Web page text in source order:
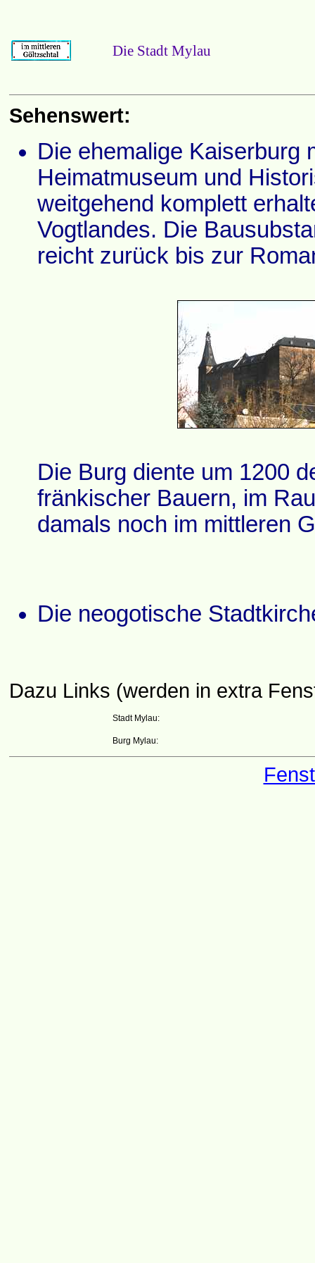
Die Stadt Mylau
Sehenswert:
Die ehemalige Kaiserburg
Heimatmuseum und
weitgehend komplett
Vogtlandes. Die
reicht zurück bis zur
Die Burg diente um 1200
fränkischer Bauern, im
damals noch im mittleren
Die neogotische
Dazu Links (werden in extra
Stadt Mylau:
Burg Mylau: